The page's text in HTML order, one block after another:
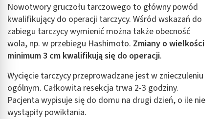
Nowotwory gruczołu tarczowego to główny powód
kwalifikujący do operacji tarczycy. Wśród wskazań do
zabiegu tarczycy wymienić można także obecność
wola, np. w przebiegu Hashimoto. Zmiany o wielkości
minimum 3 cm kwalifikują się do operacji.
Wycięcie tarczycy przeprowadzane jest w znieczuleniu
ogólnym. Całkowita resekcja trwa 2-3 godziny.
Pacjenta wypisuje się do domu na drugi dzień, o ile nie
wystąpiły powikłania.